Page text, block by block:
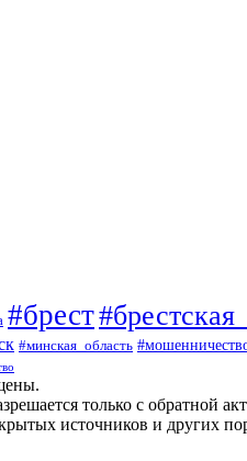
#брест
#минская_область
только с обратной
источников и других